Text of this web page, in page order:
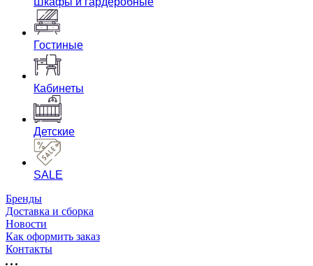
Гостиные
Кабинеты
Детские
SALE
Бренды
Доставка и сборка
Новости
Как оформить заказ
Контакты